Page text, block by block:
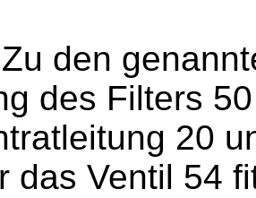
Zu den
des Filters
20
das Ventil 54